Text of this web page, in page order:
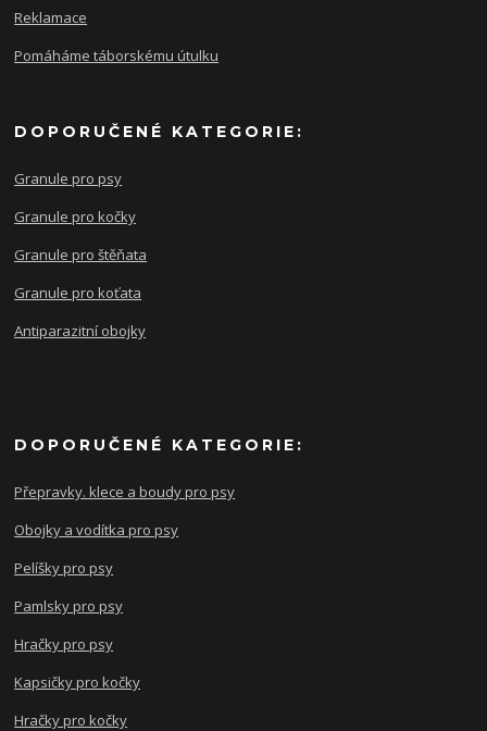
Reklamace
Pomáháme táborskému útulku
DOPORUČENÉ KATEGORIE:
Granule pro psy
Granule pro kočky
Granule pro štěňata
Granule pro koťata
Antiparazitní obojky
DOPORUČENÉ KATEGORIE:
Přepravky. klece a boudy pro psy
Obojky a vodítka pro psy
Pelíšky pro psy
Pamlsky pro psy
Hračky pro psy
Kapsičky pro kočky
Hračky pro kočky